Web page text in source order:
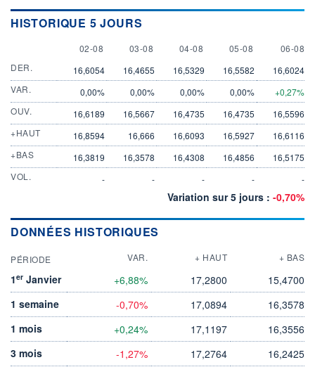
HISTORIQUE 5 JOURS
2 AUGUST
02-08 3 AUGUST
03-08 4 AUGUST
04-08 5 AUGUST
05-08 6
06-08
DER.
16,6054 16,4655 16,5329 16,5582
16,6024
VAR.
0,00% 0,00% 0,00% 0,00%
+0,27%
OUV.
16,6189 16,5667 16,4735 16,4735
16,5596
+HAUT
16,8594 16,666 16,6093 16,5927
16,6116
+BAS
16,3819 16,3578 16,4308 16,4856
16,5175
VOL.
- - - - -
Variation sur 5 jours : -0,70%
DONNÉES HISTORIQUES
PÉRIODE VAR. + HAUT + BAS
1er Janvier +6,88% 17,2800
15,4700
1 semaine
-0,70% 17,0894
16,3578
1 mois
+0,24% 17,1197
16,3556
3 mois
-1,27% 17,2764
16,2425